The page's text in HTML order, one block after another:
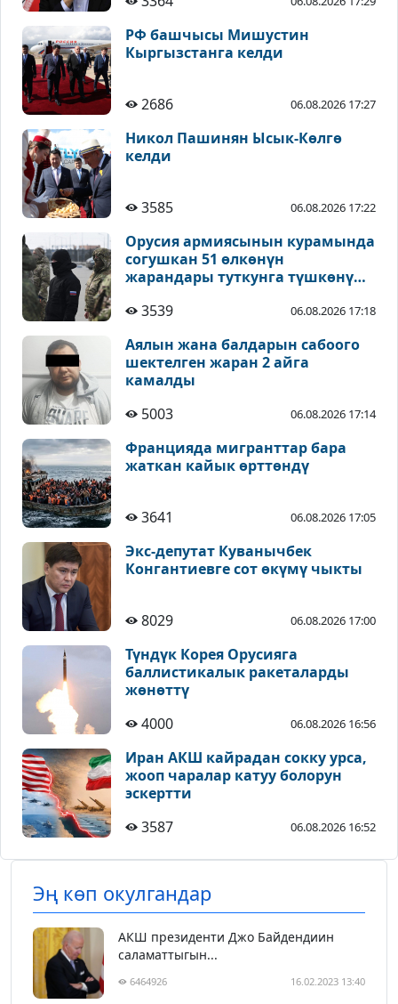
РФ башчысы Мишустин
Кыргызстанга келди
2686 06.08.2026 17:27
Никол Пашинян Ысык-Көлгө
келди
3585 06.08.2026 17:22
Орусия армиясынын курамында
согушкан 51 өлкөнүн
жарандары туткунга түшкөнү
3539
06.08.2026 17:18
Аялын жана балдарын сабоого
шектелген жаран 2 айга
камалды
5003
06.08.2026 17:14
Францияда мигранттар бара
жаткан кайык өрттөндү
3641 06.08.2026 17:05
Экс-депутат Куванычбек
Конгантиевге сот өкүмү чыкты
8029 06.08.2026 17:00
Түндүк Корея Орусияга
баллистикалык ракеталарды
жөнөттү
4000
06.08.2026 16:56
Иран АКШ кайрадан сокку урса,
жооп чаралар катуу болорун
эскертти
3587
06.08.2026 16:52
Эң көп окулгандар
АКШ президенти Джо Байдендиин
саламаттыгын...
6464926 16.02.2023 13:40